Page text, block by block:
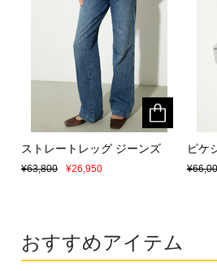
ストレートレッグ ジーンズ
¥63,800 ¥26,950
ストレートレッグ ジーンズ
¥63,800 ¥26,950
ピケ
ピケ
おすすめアイテム